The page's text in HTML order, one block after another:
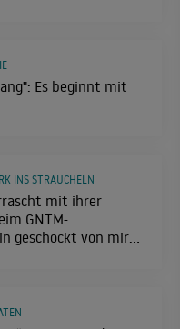
Es beginnt mit
mit ihrer
GNTM-
geschockt von mir
INS STRAUCHELN